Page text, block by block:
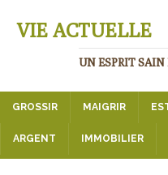
VIE ACTUELLE
UN ESPRIT
GROSSIR MAIGRIR
ARGENT IMMOBILIER